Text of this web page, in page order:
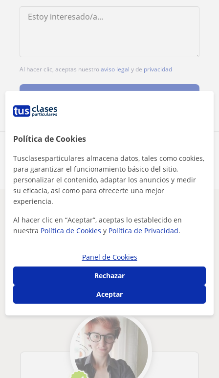
Al hacer clic, aceptas nuestroaviso legal y de privacidad
Tus clases particulares Matemáticas Barcelona
Cardedeu
Otros profesores de Matemáticas en
Cardedeu que pueden interesarte
Política de Cookies
Tusclasesparticulares almacena datos, tales como cookies,
para garantizar el funcionamiento básico del sitio,
personalizar el contenido, adaptar los anuncios y medir
su eficacia, así como para ofrecerte una mejor
experiencia.
Al hacer clic en “Aceptar”, aceptas lo establecido en
nuestra Política de Cookies y Política de Privacidad.
Panel de Cookies
Rechazar
Aceptar